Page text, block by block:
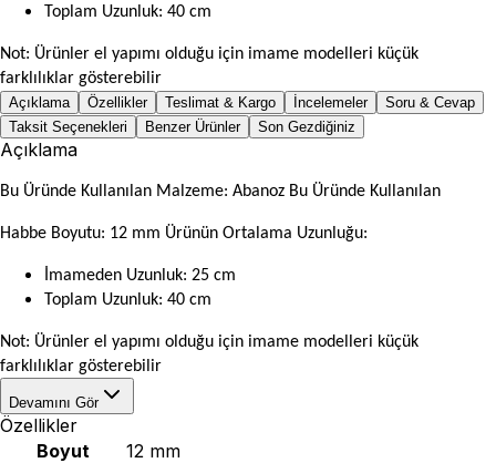
Toplam Uzunluk: 40 cm
Not: Ürünler el yapımı olduğu için imame modelleri küçük
farklılıklar gösterebilir
Açıklama Özellikler Teslimat & Kargo İncelemeler
Soru & Cevap
Taksit Seçenekleri
Benzer Ürünler Son Gezdiğiniz
Açıklama
Bu Üründe Kullanılan Malzeme: Abanoz Bu Üründe Kullanılan
Habbe Boyutu: 12 mm Ürünün Ortalama Uzunluğu:
İmameden Uzunluk: 25 cm
Toplam Uzunluk: 40 cm
Not: Ürünler el yapımı olduğu için imame modelleri küçük
farklılıklar gösterebilir
Devamını Gör
Özellikler
Boyut
12 mm